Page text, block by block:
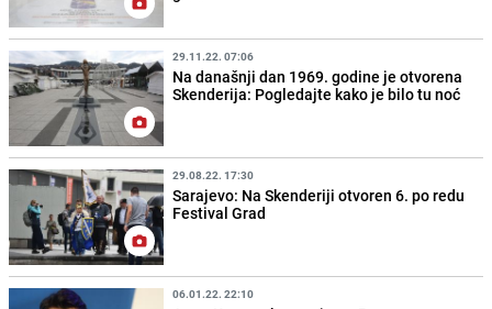
29.11.22. 07:06
Na današnji dan 1969. godine je otvorena
Skenderija: Pogledajte kako je bilo tu noć
29.08.22. 17:30
Sarajevo: Na Skenderiji otvoren 6. po redu
Festival Grad
06.01.22. 22:10